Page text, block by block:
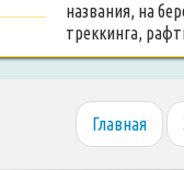
названия, на
треккинга,
Главная